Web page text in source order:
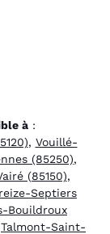
à:
, Vouillé-
(85250),
(85150),
Septiers
Bouildroux
Talmont-Saint-